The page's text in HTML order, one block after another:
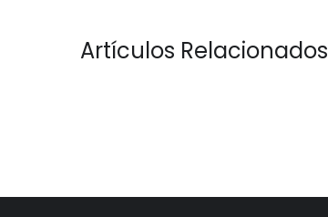
Artículos Relacionados